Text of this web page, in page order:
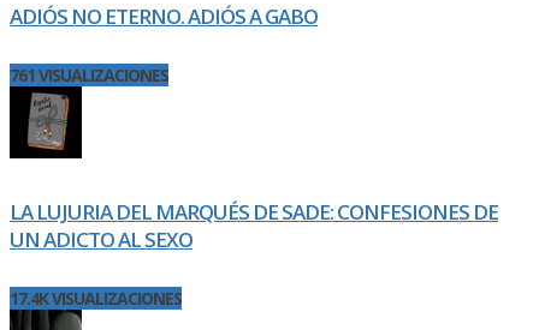
ADIÓS NO ETERNO. ADIÓS A GABO
761 VISUALIZACIONES
LA LUJURIA DEL MARQUÉS DE SADE: CONFESIONES DE
UN ADICTO AL SEXO
17.4K VISUALIZACIONES